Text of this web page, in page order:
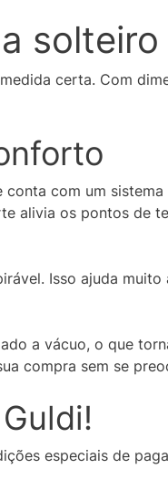
solteiro
certa. Com
conta com um
alivia os pontos de
Isso ajuda
a vácuo, o que
compra sem se
especiais de